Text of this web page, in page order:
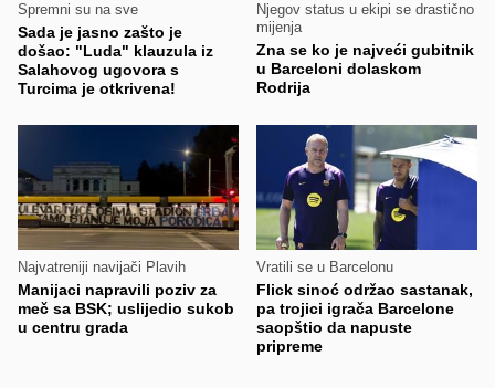
Spremni su na sve
Sada je jasno zašto je
došao: "Luda" klauzula iz
Salahovog ugovora s
Turcima je otkrivena!
Njegov status u ekipi se drastično
mijenja
Zna se ko je najveći gubitnik
u Barceloni dolaskom
Rodrija
Najvatreniji navijači Plavih
Manijaci napravili poziv za
meč sa BSK; uslijedio sukob
u centru grada
Vratili se u Barcelonu
Flick sinoć održao sastanak,
pa trojici igrača Barcelone
saopštio da napuste
pripreme